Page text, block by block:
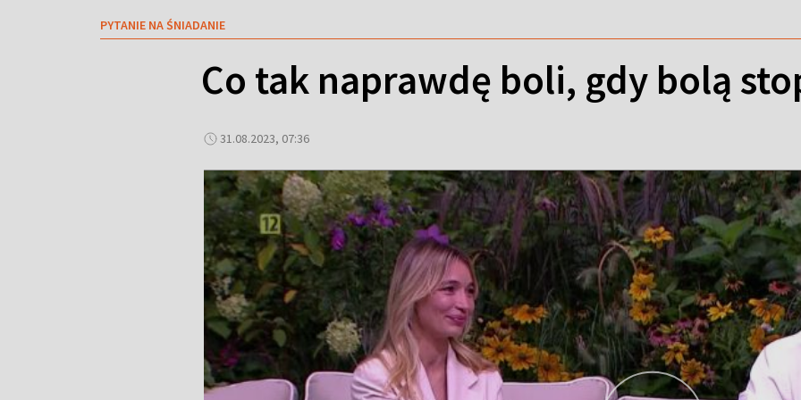
PYTANIE NA ŚNIADANIE
Co tak naprawdę boli, gdy bolą
31.08.2023, 07:36